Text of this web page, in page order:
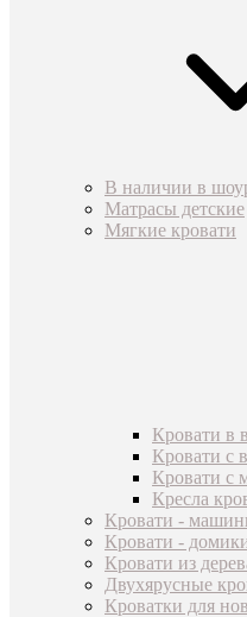
В наличии в
Матрасы детские
Мягкие кровати
Кровати в
Кровати с
Кровати с
Кресла
Кровати -
Кровати -
Кровати из
Двухярусные
Кроватки для